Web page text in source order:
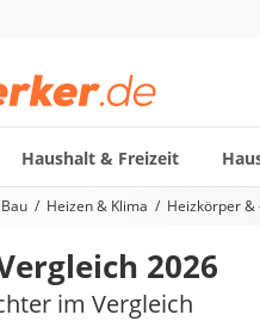
Haushalt & Freizeit
nach Kategorie
Heizen & Klima Heizkörper &
2026
im Vergleich